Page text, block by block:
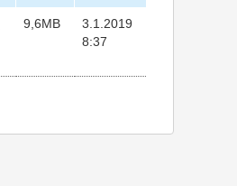
9,6MB
3.1.2019
8:37